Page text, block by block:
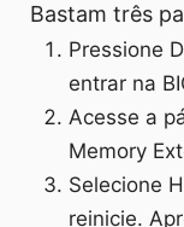
Bastam três
Pressione
entrar na
Acesse a
Memory
Selecione
reinicie.